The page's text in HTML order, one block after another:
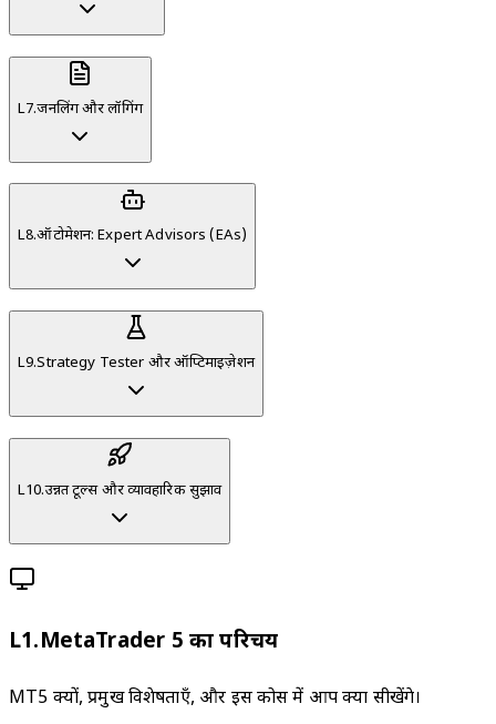
L7.जर्नलिंग और लॉगिंग
L8.ऑटोमेशन: Expert Advisors (EAs)
L9.Strategy Tester और ऑप्टिमाइज़ेशन
L10.उन्नत टूल्स और व्यावहारिक सुझाव
L1.MetaTrader 5 का परिचय
MT5 क्यों, प्रमुख विशेषताएँ, और इस कोर्स में आप क्या सीखेंगे।